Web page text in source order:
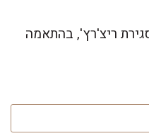
נשיאה וסגירת ריצ'רץ', בהתאמה